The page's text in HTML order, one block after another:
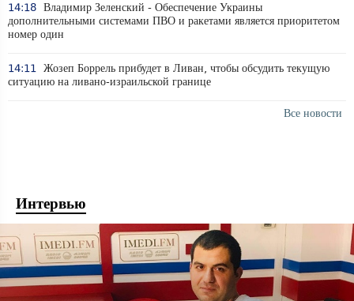
14:18 Владимир Зеленский - Обеспечение Украины
дополнительными системами ПВО и ракетами является приоритетом
номер один
14:11
Жозеп Боррель прибудет в Ливан, чтобы обсудить текущую
ситуацию на ливано-израильской границе
Все новости
Интервью